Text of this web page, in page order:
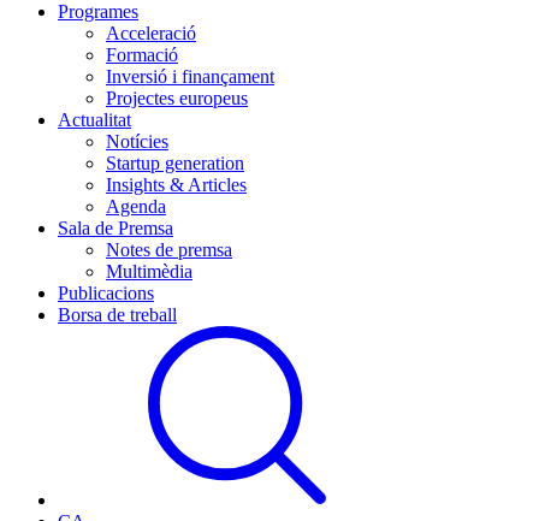
Programes
Acceleració
Formació
Inversió i finançament
Projectes europeus
Actualitat
Notícies
Startup generation
Insights & Articles
Agenda
Sala de Premsa
Notes de premsa
Multimèdia
Publicacions
Borsa de treball